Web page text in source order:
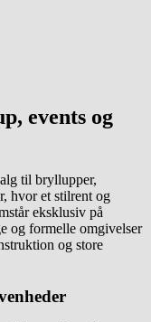
events og
til bryllupper,
hvor et stilrent og
eksklusiv på
og formelle omgivelser
og store